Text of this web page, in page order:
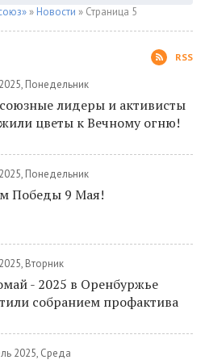
» Новости » Страница 5
RSS
Понедельник
лидеры и активисты
цветы к Вечному огню!
Понедельник
Победы 9 Мая!
Вторник
- 2025 в Оренбуржье
собранием профактива
2025, Среда